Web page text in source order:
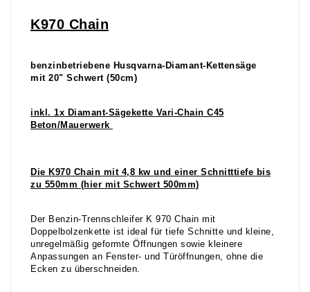
K970 Chain
benzinbetriebene Husqvarna-Diamant-Kettensäge
mit 20" Schwert (50cm)
inkl. 1x Diamant-Sägekette Vari-Chain C45
Beton/Mauerwerk
Die K970 Chain mit 4,8 kw und einer Schnitttiefe bis
zu 550mm (hier mit Schwert 500mm)
Der Benzin-Trennschleifer K 970 Chain mit
Doppelbolzenkette ist ideal für tiefe Schnitte und kleine,
unregelmäßig geformte Öffnungen sowie kleinere
Anpassungen an Fenster- und Türöffnungen, ohne die
Ecken zu überschneiden.